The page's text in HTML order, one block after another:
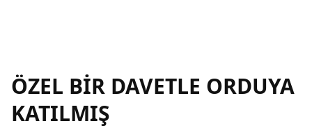
ÖZEL BİR DAVETLE ORDUYA
KATILMIŞ